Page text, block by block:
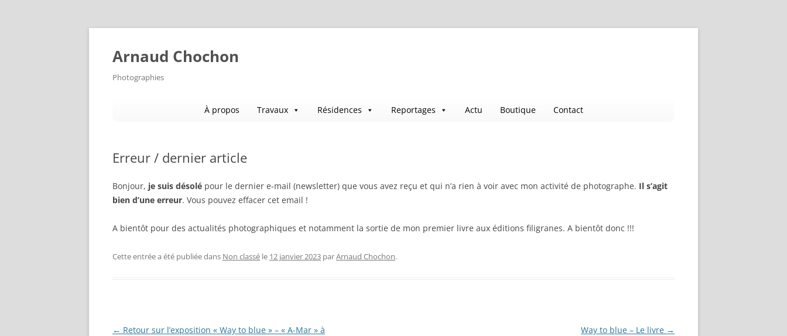
Aller
Arnaud Chochon
Photographies
À propos Travaux Résidences Reportages Actu Boutique Contact
Erreur / dernier article
Bonjour, je suis désolé pour le dernier e-mail (newsletter) que vous avez reçu et qui n’a rien à voir avec mon activité de photographe. Il s’agit
bien d’une erreur. Vous pouvez effacer cet email !
A bientôt pour des actualités photographiques et notamment la sortie de mon premier livre aux éditions filigranes. A bientôt donc !!!
Cette entrée a été publiée dans Non classé le 12 janvier 2023 parArnaud Chochon.
Navigation
← Retour sur l’exposition « Way to blue » – « A-Mar » à
Way to blue – Le livre →